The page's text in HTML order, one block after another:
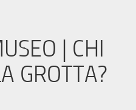
| CHI
GROTTA?